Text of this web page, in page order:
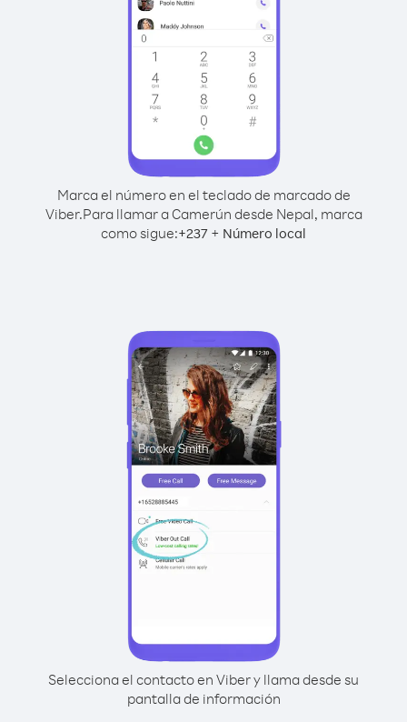
Marca el número en el teclado de marcado de
Viber.Para llamar a Camerún desde Nepal, marca
como sigue:+237 + Número local
Selecciona el contacto en Viber y llama desde su
pantalla de información